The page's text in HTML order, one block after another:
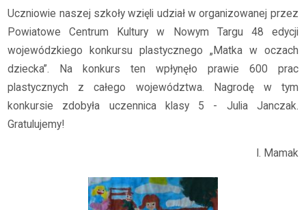
Uczniowie naszej szkoły wzięli udział w organizowanej przez
Powiatowe Centrum Kultury w Nowym Targu 48 edycji
wojewódzkiego konkursu plastycznego „Matka w oczach
dziecka”. Na konkurs ten wpłynęło prawie 600 prac
plastycznych z całego województwa. Nagrodę w tym
konkursie zdobyła uczennica klasy 5 - Julia Janczak.
Gratulujemy!
I. Mamak